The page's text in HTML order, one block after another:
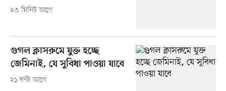
২৩ মিনিট আগে
গুগল ক্লাসরুমে যুক্ত হচ্ছে
জেমিনাই, যে সুবিধা পাওয়া যাবে
২১ ঘণ্টা আগে